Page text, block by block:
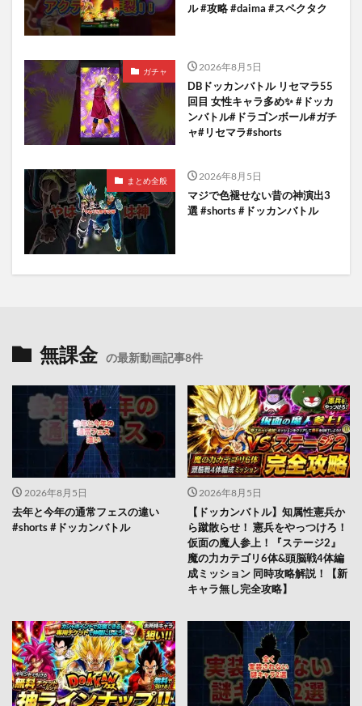
ル #攻略 #daima #スペクタク
ガチャ 2026年8月5日
DBドッカンバトル リセマラ55
回目 女性キャラ多め✨️ #ドッカ
ンバトル#ドラゴンボール#ガチ
ャ#リセマラ#shorts
まとめ全般 2026年8月5日
マジで色褪せない昔の神演出3
選 #shorts #ドッカンバトル
無課金 の最新動画記事8件
2026年8月5日
去年と今年の通常フェスの違い
#shorts #ドッカンバトル
2026年8月5日
【ドッカンバトル】知属性憲兵か
ら蹴散らせ！ 憲兵をやっつけろ！
仮面の魔人参上！『ステージ2』
魔の力カテゴリ6体&頭脳戦4体編
成ミッション 同時攻略解説！【新
キャラ無し完全攻略】